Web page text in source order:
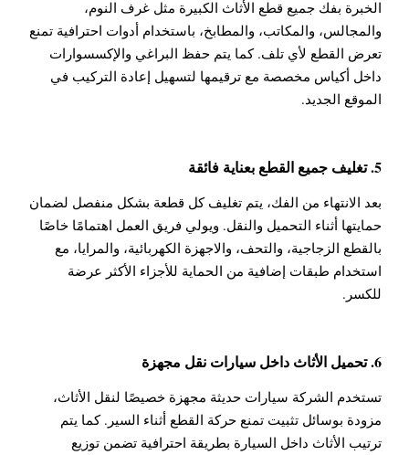
الخبرة بفك جميع قطع الأثاث الكبيرة مثل غرف النوم،
والمجالس، والمكاتب، والمطابخ، باستخدام أدوات احترافية تمنع
تعرض القطع لأي تلف. كما يتم حفظ البراغي والإكسسوارات
داخل أكياس مخصصة مع ترقيمها لتسهيل إعادة التركيب في
الموقع الجديد.
5. تغليف جميع القطع بعناية فائقة
بعد الانتهاء من الفك، يتم تغليف كل قطعة بشكل منفصل لضمان
حمايتها أثناء التحميل والنقل. ويولي فريق العمل اهتمامًا خاصًا
بالقطع الزجاجية، والتحف، والاجهزة الكهربائية، والمرايا، مع
استخدام طبقات إضافية من الحماية للأجزاء الأكثر عرضة
للكسر.
6. تحميل الأثاث داخل سيارات نقل مجهزة
تستخدم الشركة سيارات حديثة مجهزة خصيصًا لنقل الأثاث،
مزودة بوسائل تثبيت تمنع حركة القطع أثناء السير. كما يتم
ترتيب الأثاث داخل السيارة بطريقة احترافية تضمن توزيع